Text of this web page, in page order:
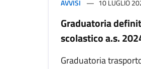
AVVISI 10 LUGLIO
Graduatoria
scolastico a.s.
Graduatoria